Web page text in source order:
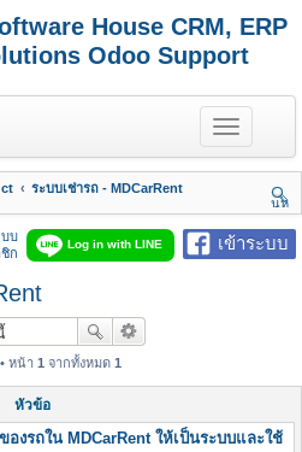
House CRM, ERP
Odoo Support
T
o
g
e
n
a
ระบบเช่ารถ - MDCarRent
นห
า
เข้าระบบ
Log in with LINE
บบ
ก
หน้า 1 จากทั้งหมด 1
หัวข้อ
งรถใน MDCarRent ให้เป็นระบบและใช้